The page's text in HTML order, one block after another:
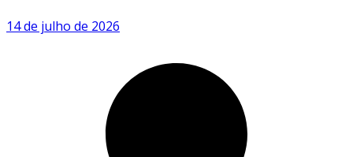
14 de julho de 2026